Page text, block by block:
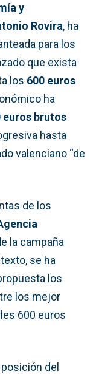
y
Rovira, ha
para los
que exista
los 600 euros
ha
euros brutos
hasta
valenciano “de
de los
la campaña
se ha
los
los mejor
600 euros
del